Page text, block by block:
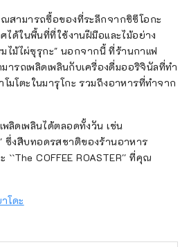
สามารถซื้อของที่ระลึกจากชิซึโอกะ
ได้ในพื้นที่ที่ใช้งานฝีมือและไม้อย่าง
ไม้ไผ่ซุรุกะ" นอกจากนี้ ที่ร้านกาแฟ
ารถเพลิดเพลินกับเครื่องดื่มออริจินัลที่ทำ
มโตะในมารุโกะ รวมถึงอาหารที่ทำจาก
ดเพลินได้ตลอดทั้งวัน เช่น
ซึ่งสืบทอดรสชาติของร้านอาหาร
``The COFFEE ROASTER'' ที่คุณ
โดะ